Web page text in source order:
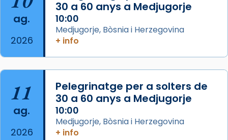
missa d’acció de gràcies en agraïment al
comitè organitzador de la visita apostòlica
del Sant Pare Lleó XIV a Barcelona, i als
col·laboradors, a la Catedral de Barcelona.
L’arquebisbe de Barcelona, el cardenal Joan
Josep Omella, ha presidit la missa i l’ha
concelebrat el bisbe auxiliar de Barcelona,
Mons. David Abadías.
📸 Dr. G. Simón
Photo
ag.
2026
30 a 60 anys a Medjugorje
10:00
Medjugorje, Bòsnia i Herzegovina
+ info
11
ag.
2026
Pelegrinatge per a solters de
30 a 60 anys a Medjugorje
10:00
Medjugorje, Bòsnia i Herzegovina
+ info